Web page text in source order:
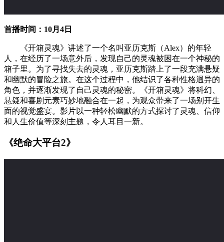
首播时间：10月4日
《开箱灵魂》讲述了一个名叫亚历克斯（Alex）的年轻
人，在经历了一场意外后，发现自己的灵魂被困在一个神秘的
箱子里。为了寻找失去的灵魂，亚历克斯踏上了一段充满悬疑
和幽默的冒险之旅。在这个过程中，他结识了各种性格迥异的
角色，并逐渐发现了自己灵魂的秘密。《开箱灵魂》将科幻、
悬疑和喜剧元素巧妙地融合在一起，为观众带来了一场别开生
面的视觉盛宴。影片以一种轻松幽默的方式探讨了灵魂、信仰
和人生价值等深刻主题，令人耳目一新。
《绝命大平台2》